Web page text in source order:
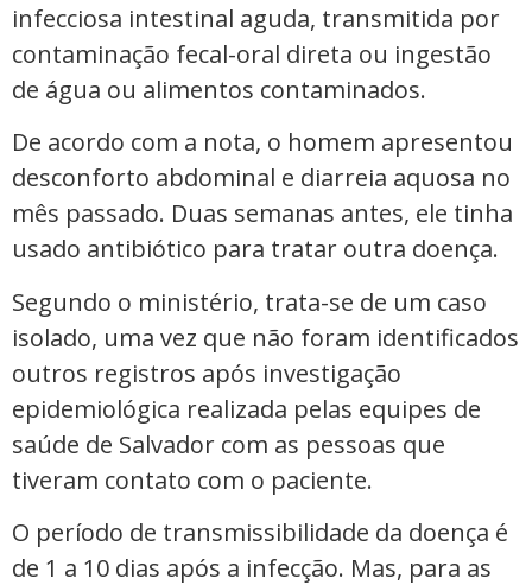
infecciosa intestinal aguda, transmitida por
contaminação fecal-oral direta ou ingestão
de água ou alimentos contaminados.
De acordo com a nota, o homem apresentou
desconforto abdominal e diarreia aquosa no
mês passado. Duas semanas antes, ele tinha
usado antibiótico para tratar outra doença.
Segundo o ministério, trata-se de um caso
isolado, uma vez que não foram identificados
outros registros após investigação
epidemiológica realizada pelas equipes de
saúde de Salvador com as pessoas que
tiveram contato com o paciente.
O período de transmissibilidade da doença é
de 1 a 10 dias após a infecção. Mas, para as